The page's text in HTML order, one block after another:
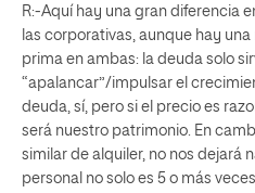
R:-Aquí hay una gran diferencia
las corporativas, aunque hay
prima en ambas: la deuda solo
“apalancar”/impulsar el
deuda, sí, pero si el precio es
será nuestro patrimonio. En
similar de alquiler, no nos dejará
personal no solo es 5 o más